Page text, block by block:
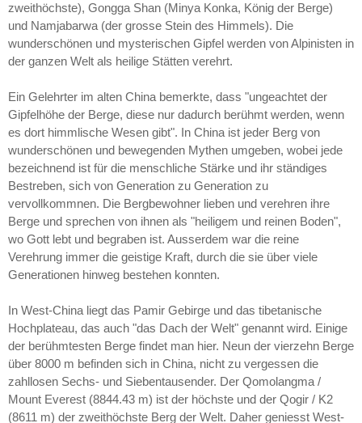
zweithöchste), Gongga Shan (Minya Konka, König der Berge)
und Namjabarwa (der grosse Stein des Himmels). Die
wunderschönen und mysterischen Gipfel werden von Alpinisten in
der ganzen Welt als heilige Stätten verehrt.
Ein Gelehrter im alten China bemerkte, dass "ungeachtet der
Gipfelhöhe der Berge, diese nur dadurch berühmt werden, wenn
es dort himmlische Wesen gibt". In China ist jeder Berg von
wunderschönen und bewegenden Mythen umgeben, wobei jede
bezeichnend ist für die menschliche Stärke und ihr ständiges
Bestreben, sich von Generation zu Generation zu
vervollkommnen. Die Bergbewohner lieben und verehren ihre
Berge und sprechen von ihnen als "heiligem und reinen Boden",
wo Gott lebt und begraben ist. Ausserdem war die reine
Verehrung immer die geistige Kraft, durch die sie über viele
Generationen hinweg bestehen konnten.
In West-China liegt das Pamir Gebirge und das tibetanische
Hochplateau, das auch "das Dach der Welt" genannt wird. Einige
der berühmtesten Berge findet man hier. Neun der vierzehn Berge
über 8000 m befinden sich in China, nicht zu vergessen die
zahllosen Sechs- und Siebentausender. Der Qomolangma /
Mount Everest (8844.43 m) ist der höchste und der Qogir / K2
(8611 m) der zweithöchste Berg der Welt. Daher geniesst West-